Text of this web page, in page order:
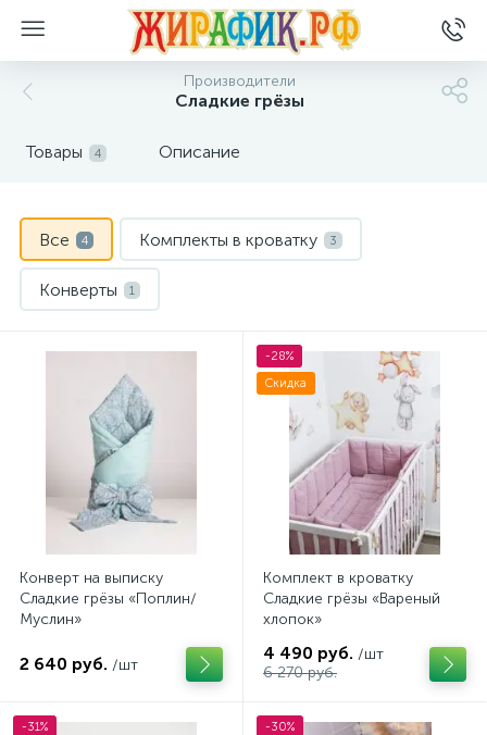
Производители
Сладкие грёзы
Товары 4 Описание
Все 4 Комплекты в кроватку 3
Конверты 1
Конверт на выписку
Сладкие грёзы «Поплин/
Муслин»
2 640 руб. /шт
-28%
Скидка
Комплект в кроватку
Сладкие грёзы «Вареный
хлопок»
4 490 руб. /шт
6 270 руб.
-31%
-30%